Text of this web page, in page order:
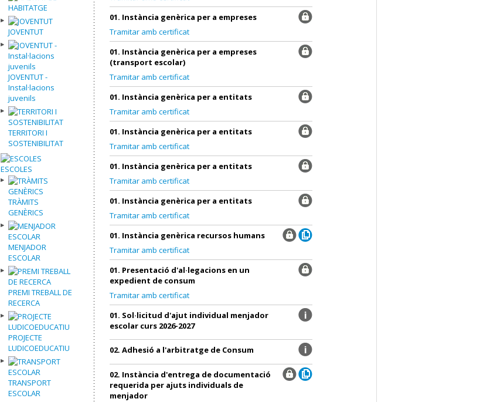
HABITATGE
JOVENTUT
JOVENTUT -
Instal·lacions
juvenils
TERRITORI I
SOSTENIBILITAT
ESCOLES
TRÀMITS
GENÈRICS
MENJADOR
ESCOLAR
PREMI TREBALL DE
RECERCA
PROJECTE
LUDICOEDUCATIU
TRANSPORT
ESCOLAR
01. Instància genèrica per a empreses
Tramitar amb certificat
01. Instància genèrica per a empreses
(transport escolar)
Tramitar amb certificat
01. Instància genèrica per a entitats
Tramitar amb certificat
01. Instància genèrica per a entitats
Tramitar amb certificat
01. Instància genèrica per a entitats
Tramitar amb certificat
01. Instància genèrica per a entitats
Tramitar amb certificat
01. Instància genèrica recursos humans
Tramitar amb certificat
01. Presentació d'al·legacions en un
expedient de consum
Tramitar amb certificat
01. Sol·licitud d'ajut individual menjador
escolar curs 2026-2027
02. Adhesió a l'arbitratge de Consum
02. Instància d'entrega de documentació
requerida per ajuts individuals de
menjador